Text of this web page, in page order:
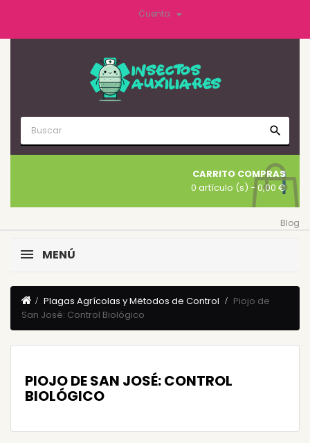
Cuenta 
search
CARRITO COMPRAS
0 artículo (s) - 0,00 €
Blog
MENÚ
Plagas Agrícolas y Mëtodos de Control
Piojo de
San José: Control Biológico
PIOJO DE SAN JOSÉ: CONTROL
BIOLÓGICO